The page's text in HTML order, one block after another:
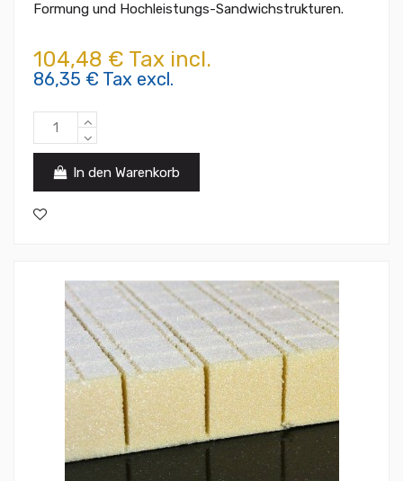
Formung und Hochleistungs-Sandwichstrukturen.
104,48 € Tax incl.
86,35 € Tax excl.
In den Warenkorb